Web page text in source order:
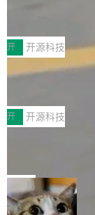
MPComm将作为
ENT，实现零拷贝
传输性能最高提升
于自研UCL-
持续开源更多基于
件。 腾讯网平团
个独立于业务线程
型案例入选名单》
开源 AI 编程平台
创新与落地成效成
助力企业AI研发安
经开始引入 AI
型或企业内部部署
Coding 从个人辅
级应用，企业在规
可控性和代码质量
安全与合规要求。
开 开源科技
深信服AI算力网
前不久，工业和
智能应用典型案例
各领域的应用成果
产品应用、支撑保
AI算力网关（AI创
各业的Agent走向
渐丰富，用户关注
开 开源科技
Jeff Dean 离开
束，一个实验室
Google 员工编号
Bigtable 作者之
Gemini 的架构师
局